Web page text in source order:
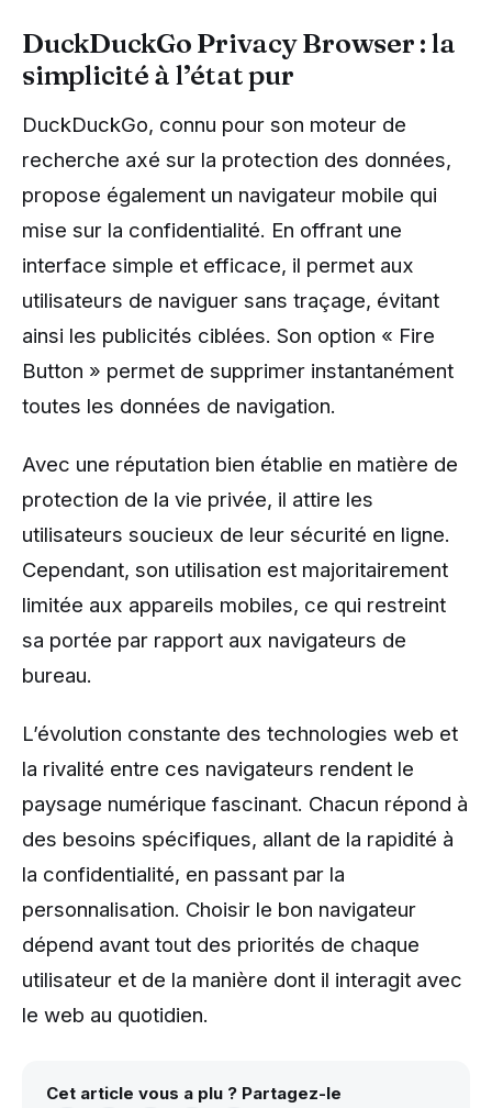
DuckDuckGo Privacy Browser : la
simplicité à l’état pur
DuckDuckGo, connu pour son moteur de
recherche axé sur la protection des données,
propose également un navigateur mobile qui
mise sur la confidentialité. En offrant une
interface simple et efficace, il permet aux
utilisateurs de naviguer sans traçage, évitant
ainsi les publicités ciblées. Son option « Fire
Button » permet de supprimer instantanément
toutes les données de navigation.
Avec une réputation bien établie en matière de
protection de la vie privée, il attire les
utilisateurs soucieux de leur sécurité en ligne.
Cependant, son utilisation est majoritairement
limitée aux appareils mobiles, ce qui restreint
sa portée par rapport aux navigateurs de
bureau.
L’évolution constante des technologies web et
la rivalité entre ces navigateurs rendent le
paysage numérique fascinant. Chacun répond à
des besoins spécifiques, allant de la rapidité à
la confidentialité, en passant par la
personnalisation. Choisir le bon navigateur
dépend avant tout des priorités de chaque
utilisateur et de la manière dont il interagit avec
le web au quotidien.
Cet article vous a plu ? Partagez-le